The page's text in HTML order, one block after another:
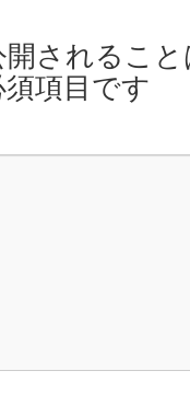
されるこ
項目です